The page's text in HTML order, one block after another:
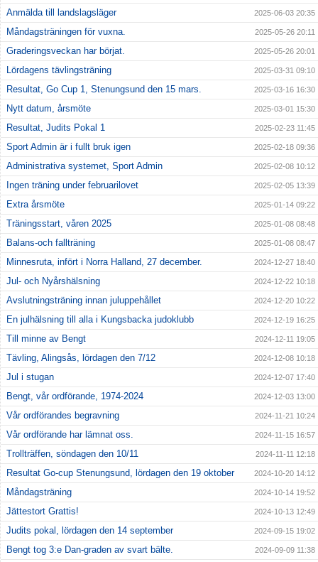
Anmälda till landslagsläger 2025-06-03 20:35
Måndagsträningen för vuxna. 2025-05-26 20:11
Graderingsveckan har börjat. 2025-05-26 20:01
Lördagens tävlingsträning 2025-03-31 09:10
Resultat, Go Cup 1, Stenungsund den 15 mars. 2025-03-16 16:30
Nytt datum, årsmöte 2025-03-01 15:30
Resultat, Judits Pokal 1 2025-02-23 11:45
Sport Admin är i fullt bruk igen 2025-02-18 09:36
Administrativa systemet, Sport Admin 2025-02-08 10:12
Ingen träning under februarilovet 2025-02-05 13:39
Extra årsmöte 2025-01-14 09:22
Träningsstart, våren 2025 2025-01-08 08:48
Balans-och fallträning 2025-01-08 08:47
Minnesruta, infört i Norra Halland, 27 december. 2024-12-27 18:40
Jul- och Nyårshälsning 2024-12-22 10:18
Avslutningsträning innan juluppehållet 2024-12-20 10:22
En julhälsning till alla i Kungsbacka judoklubb 2024-12-19 16:25
Till minne av Bengt 2024-12-11 19:05
Tävling, Alingsås, lördagen den 7/12 2024-12-08 10:18
Jul i stugan 2024-12-07 17:40
Bengt, vår ordförande, 1974-2024 2024-12-03 13:00
Vår ordförandes begravning 2024-11-21 10:24
Vår ordförande har lämnat oss. 2024-11-15 16:57
Trollträffen, söndagen den 10/11 2024-11-11 12:18
Resultat Go-cup Stenungsund, lördagen den 19 oktober 2024-10-20 14:12
Måndagsträning 2024-10-14 19:52
Jättestort Grattis! 2024-10-13 12:49
Judits pokal, lördagen den 14 september 2024-09-15 19:02
Bengt tog 3:e Dan-graden av svart bälte. 2024-09-09 11:38